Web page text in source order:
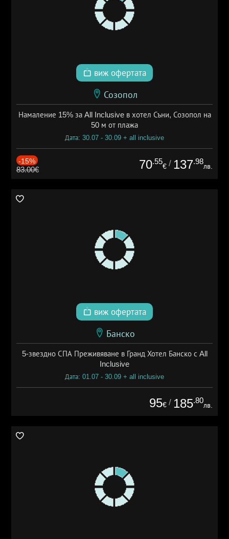
виж офертата
Созопол
Намаление 15% за All Inclusive в хотел Съни, Созопол на
50 м от плажа
Дата: 30.07 - 30.09 + all inclusive
-15%
83.00€ 70.55
€ / 137.98
лв.
виж офертата
Банско
5-звездно СПА Преживяване в Гранд Хотел Банско с All
Inclusive
Дата: 01.07 - 30.09 + all inclusive
95€ / 185.80
лв.